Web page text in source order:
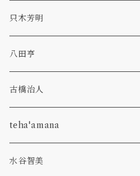
glass
bowl
plate
dan
bottle
glass
p-bell
hibiki
corn
olive stained
TAMAKI
bottle
revival amber
primal
olive stained
bottle
faint white
venetian classics
ryo
只木芳明
カトラリー
うつわ
花入れ
八田亨
古橋治人
キャンドルホルダー
コーヒーメジャースプーン
teha'amana
水谷智美